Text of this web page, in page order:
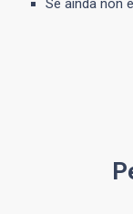
Se aínda non